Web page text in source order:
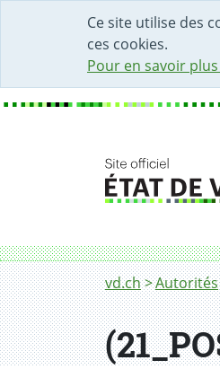
Ce site utilise des
ces cookies.
Pour en savoir
DÉBUT DU
ACCÈS AU
PAGE D'ACCUEIL
FORMULAIRE
Fil
vd.ch Autorités